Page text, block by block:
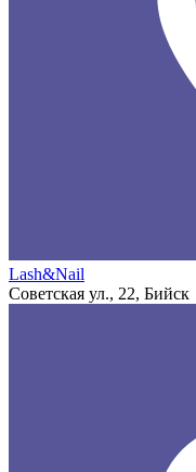
Lash&Nail
Советская ул., 22, Бийск